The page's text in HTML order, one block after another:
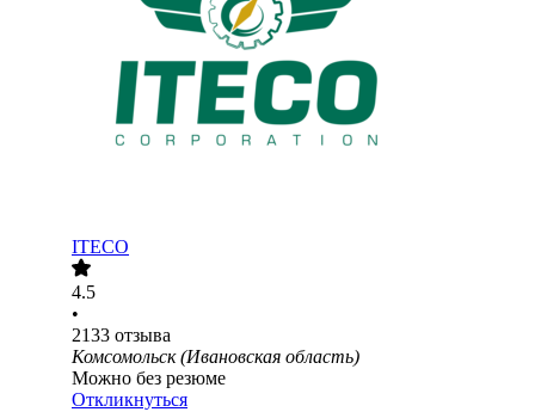
ITECO
4.5
•
2133 отзыва
Комсомольск (Ивановская область)
Можно без резюме
Откликнуться